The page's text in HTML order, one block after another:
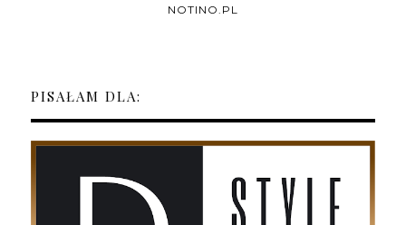
NOTINO.PL
PISAŁAM DLA: